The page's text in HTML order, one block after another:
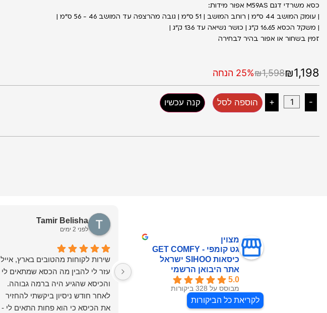
כסא משרדי דגם M59AS אפור מידות:
| עומק המושב 44 ס״מ | רוחב המושב | 51 ס״מ | גובה מהרצפה עד המושב 46 - 56 ס״מ |
| משקל הכסא 16.65 ק״ג | כושר נשיאה עד 136 ק״ג |
זמין בשחור או אפור בהיר לבחירה
₪1,198
₪1,59825% הנחה
-
+ הוספה לסל קנה עכשיו
מצוין
גט קומפי - GET COMFY
כיסאות SIHOO ישראל
אתר היבואן הרשמי
5.0
מבוסס על 328 ביקורות
לקריאת כל הביקורות
Tamir Belisha
לפני 2 ימים
שירות לקוחות מהטובים בארץ, אייל
עזר לי להבין מה הכסא שמתאים לי
לאחר חודש ניסיון ביקשתי להחזיר
את הכיסא כי הוא פחות התאים לי -